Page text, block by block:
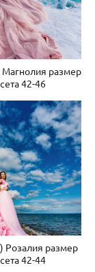
Магнолия размер
42-46
Розалия размер
42-44